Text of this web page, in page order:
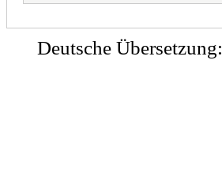
Deutsche Übersetzung: